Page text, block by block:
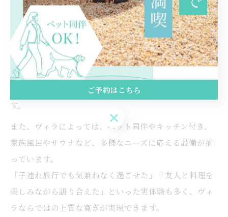
ヴィラ滞在の最大の魅力は、上質な寛ぎと自由度の高さ
にあります。自宅のような居心地と、非日常のラグジュ
アリーが両立する空間は、他では味わえない特別なもの
です。
滞在者は、好きな時間に食事をしたり、自然の中で読書
や散策を楽しんだりと、思い思いの過ごし方ができま
す。
また、ヴィラによっては、ペット同伴やキッチン付き、
家族風呂やサウナなど、多様なニーズに応える設備が揃
っています。
「子連れ旅行でも気兼ねなく過ごせた」「友人と料理を
楽しみながら語り合えた」といった実体験も多く、ヴィ
ラならではの上質な寛ぎが実現できます。
ご予約はこちら
ご予約はこちら